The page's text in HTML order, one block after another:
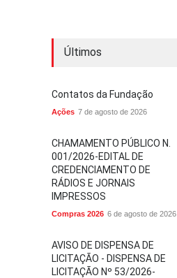
Últimos
Contatos da Fundação
Ações 7 de agosto de 2026
CHAMAMENTO PÚBLICO N.
001/2026-EDITAL DE
CREDENCIAMENTO DE
RÁDIOS E JORNAIS
IMPRESSOS
Compras 2026 6 de agosto de 2026
AVISO DE DISPENSA DE
LICITAÇÃO - DISPENSA DE
LICITAÇÃO Nº 53/2026-